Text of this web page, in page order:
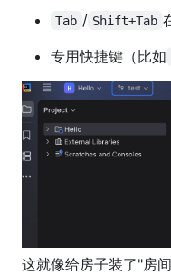
Tab / Shift+Tab
专用快捷键（比如
这就像给房子装了"房